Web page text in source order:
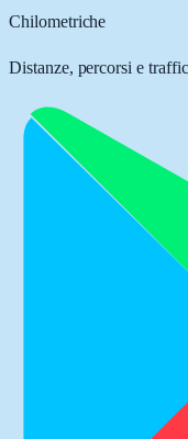
Chilometriche
Distanze, percorsi e